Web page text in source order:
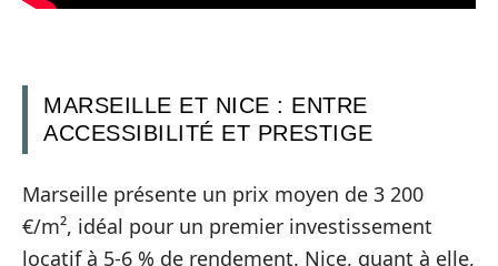
MARSEILLE ET NICE : ENTRE
ACCESSIBILITÉ ET PRESTIGE
Marseille présente un prix moyen de 3 200
€/m², idéal pour un premier investissement
locatif à 5-6 % de rendement. Nice, quant à elle,